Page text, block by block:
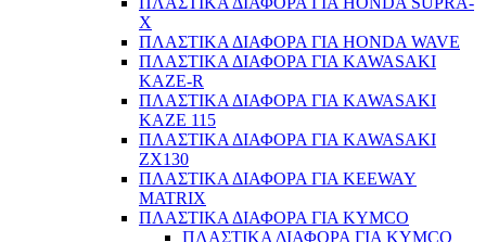
X
ΠΛΑΣΤΙΚΑ ΔΙΑΦΟΡΑ ΓΙΑ HONDA WAVE
ΠΛΑΣΤΙΚΑ ΔΙΑΦΟΡΑ ΓΙΑ KAWASAKI
KAZE-R
ΠΛΑΣΤΙΚΑ ΔΙΑΦΟΡΑ ΓΙΑ KAWASAKI
KAZE 115
ΠΛΑΣΤΙΚΑ ΔΙΑΦΟΡΑ ΓΙΑ KAWASAKI
ΖΧ130
ΠΛΑΣΤΙΚΑ ΔΙΑΦΟΡΑ ΓΙΑ KEEWAY
MATRIX
ΠΛΑΣΤΙΚΑ ΔΙΑΦΟΡΑ ΓΙΑ KYMCO
ΠΛΑΣΤΙΚΑ ΔΙΑΦΟΡΑ ΓΙΑ KYMCO